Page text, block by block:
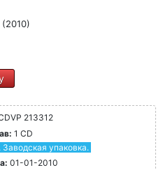
(2010)
213312
1 CD
упаковка.
01-01-2010